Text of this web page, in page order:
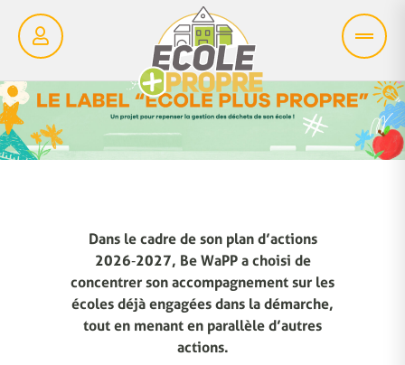
Dans le cadre de son plan d’actions
2026‑2027, Be WaPP a choisi de
concentrer son accompagnement sur les
écoles déjà engagées dans la démarche,
tout en menant en parallèle d’autres
actions.